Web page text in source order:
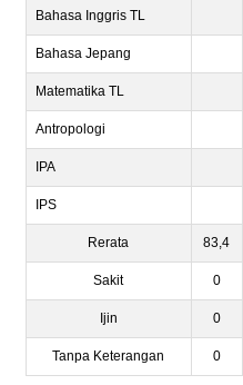
Bahasa Inggris TL
Bahasa Jepang
Matematika TL
Antropologi
IPA
IPS
Rerata 83,4
Sakit 0
Ijin 0
Tanpa Keterangan 0